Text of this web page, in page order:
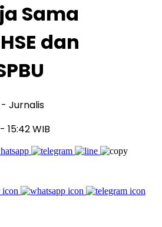
Sama
dan
- Jurnalis
- 15:42 WIB